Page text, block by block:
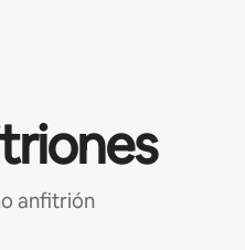
anfitrión